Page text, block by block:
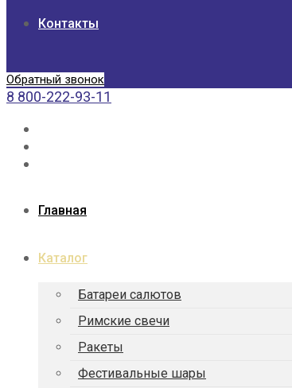
Контакты
Обратный звонок
8 800-222-93-11
Главная
Каталог
Батареи салютов
Римские свечи
Ракеты
Фести­валь­ные шары